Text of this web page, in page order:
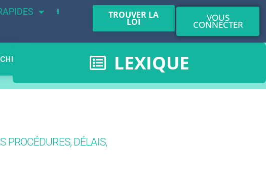
TROUVER LA
LOI VOUS
CONNECTER
LEXIQUE
PROCÉDURES, DÉLAIS,